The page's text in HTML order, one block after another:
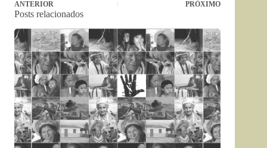
ANTERIOR PRÓXIMO
Posts relacionados